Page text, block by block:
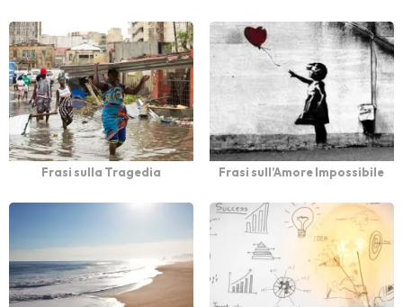
Frasi sulla Tragedia Frasi sull’Amore Impossibile